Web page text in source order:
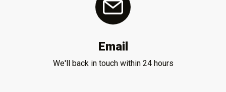
Email
We'll back in touch within 24 hours